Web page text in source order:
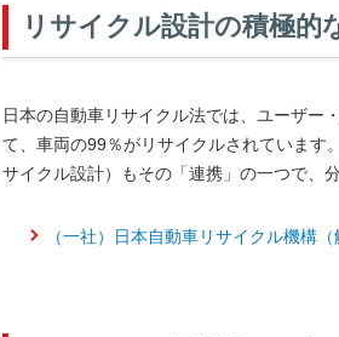
リサイクル設計の積極的
日本の自動車リサイクル法では、ユーザー
て、車両の99％がリサイクルされています
サイクル設計）もその「連携」の一つで、
（一社）日本自動車リサイクル機構（